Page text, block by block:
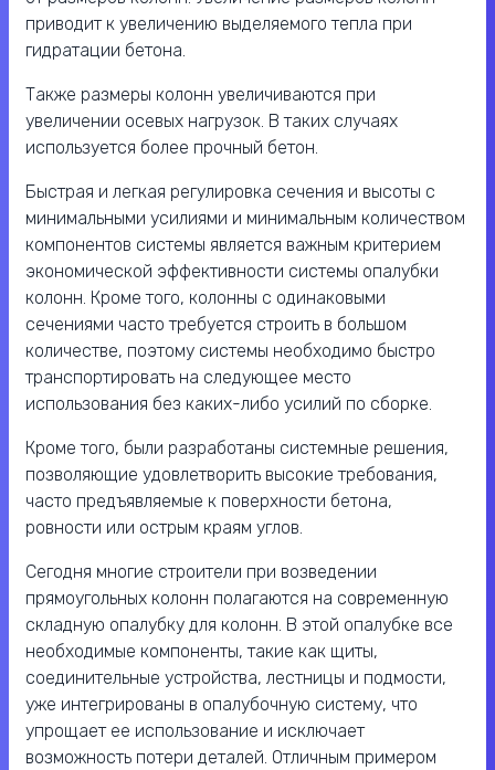
приводит к увеличению выделяемого тепла при
гидратации бетона.
Также размеры колонн увеличиваются при
увеличении осевых нагрузок. В таких случаях
используется более прочный бетон.
Быстрая и легкая регулировка сечения и высоты с
минимальными усилиями и минимальным количеством
компонентов системы является важным критерием
экономической эффективности системы опалубки
колонн. Кроме того, колонны с одинаковыми
сечениями часто требуется строить в большом
количестве, поэтому системы необходимо быстро
транспортировать на следующее место
использования без каких-либо усилий по сборке.
Кроме того, были разработаны системные решения,
позволяющие удовлетворить высокие требования,
часто предъявляемые к поверхности бетона,
ровности или острым краям углов.
Сегодня многие строители при возведении
прямоугольных колонн полагаются на современную
складную опалубку для колонн. В этой опалубке все
необходимые компоненты, такие как щиты,
соединительные устройства, лестницы и подмости,
уже интегрированы в опалубочную систему, что
упрощает ее использование и исключает
возможность потери деталей. Отличным примером